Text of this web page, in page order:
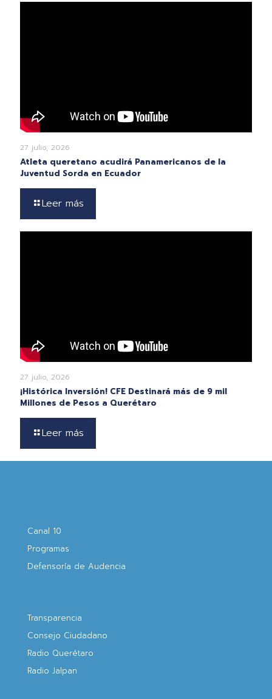
27 julio, 2026
Atleta queretano acudirá Panamericanos de la
Juventud Sorda en Ecuador
Leer más
27 julio, 2026
¡Histórica Inversión! CFE Destinará más de 9 mil
Millones de Pesos a Querétaro
Leer más
Canal 10
Programas
Defensoría de Audencia
Transparencia
Consejo Ciudadano
Radio Querétaro
Radio Jalpan